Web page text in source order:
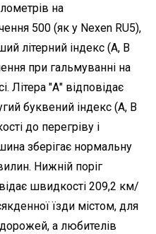
на
500 (як у Nexen RU5),
літерний індекс (А, В
при гальмуванні на
Літера "А" відповідає
буквений індекс (А, В
до перегріву і
зберігає нормальну
Нижній поріг
швидкості 209,2 км/
їзди містом, для
а любителів